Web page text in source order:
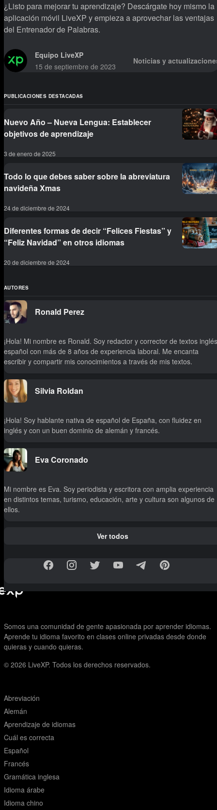
¿Listo para mejorar tu aprendizaje? Descárgate hoy mismo la
aplicación móvil LiveXP y empieza a aprovechar las ventajas
del Entrenador de Palabras.
Equipo LiveXP
15 de septiembre de 2023
Noticias y
PUBLICACIONES DESTACADAS
Nuevo Año – Nueva Lengua: Establecer
objetivos de aprendizaje
3 de enero de 2025
Todo lo que debes saber sobre la abreviatura
navideña Xmas
24 de diciembre de 2024
Diferentes formas de decir “Felices Fiestas” y
“Feliz Navidad” en otros idiomas
20 de diciembre de 2024
AUTORES
Ronald Perez
¡Hola! Mi nombre es Ronald. Soy redactor y corrector de textos
español con más de 8 años de experiencia laboral. Me encanta
escribir y compartir mis conocimientos a través de mis textos.
Silvia Roldan
¡Hola! Soy hablante nativa de español de España, con fluidez en
inglés y con un buen dominio de alemán y francés.
Eva Coronado
Mi nombre es Eva. Soy periodista y escritora con amplia experiencia
en distintos temas, turismo, educación, arte y cultura son algunos de
ellos.
Ver todos
Somos una comunidad de gente apasionada por aprender idiomas.
Aprende tu idioma favorito en clases online privadas desde donde
quieras y cuando quieras.
© 2026 LiveXP. Todos los derechos reservados.
Abreviación
Alemán
Aprendizaje de idiomas
Cuál es correcta
Español
Francés
Gramática inglesa
Idioma árabe
Idioma chino